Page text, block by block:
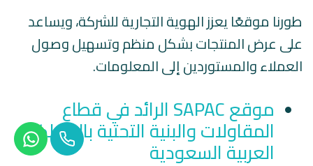
طورنا موقعًا يعزز الهوية التجارية للشركة، ويساعد
على عرض المنتجات بشكل منظم وتسهيل وصول
العملاء والمستوردين إلى المعلومات.
موقع SAPAC الرائد في قطاع
المقاولات والبنية التحتية بالمملكة
العربية السعودية